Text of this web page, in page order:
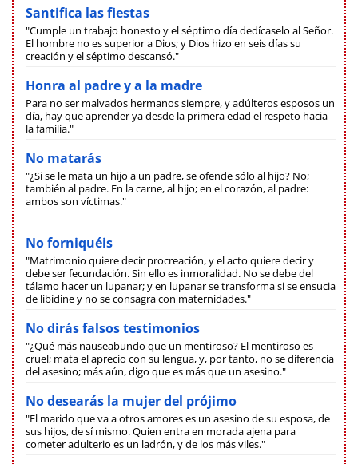
Santifica las fiestas
"Cumple un trabajo honesto y el séptimo día dedícaselo al Señor.
El hombre no es superior a Dios; y Dios hizo en seis días su
creación y el séptimo descansó."
Honra al padre y a la madre
Para no ser malvados hermanos siempre, y adúlteros esposos un
día, hay que aprender ya desde la primera edad el respeto hacia
la familia."
No matarás
"¿Si se le mata un hijo a un padre, se ofende sólo al hijo? No;
también al padre. En la carne, al hijo; en el corazón, al padre:
ambos son víctimas."
No forniquéis
"Matrimonio quiere decir procreación, y el acto quiere decir y
debe ser fecundación. Sin ello es inmoralidad. No se debe del
tálamo hacer un lupanar; y en lupanar se transforma si se ensucia
de libídine y no se consagra con maternidades."
No dirás falsos testimonios
"¿Qué más nauseabundo que un mentiroso? El mentiroso es
cruel; mata el aprecio con su lengua, y, por tanto, no se diferencia
del asesino; más aún, digo que es más que un asesino."
No desearás la mujer del prójimo
"El marido que va a otros amores es un asesino de su esposa, de
sus hijos, de sí mismo. Quien entra en morada ajena para
cometer adulterio es un ladrón, y de los más viles."